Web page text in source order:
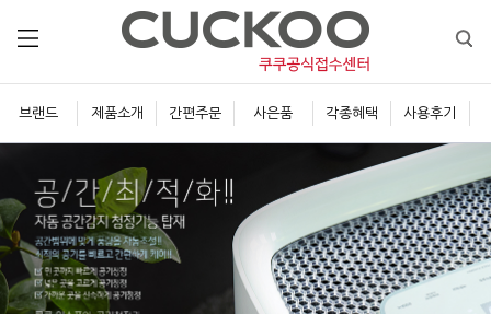
브랜드 제품소개 간편주문 사은품 각종혜택 사용후기